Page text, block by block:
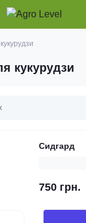
кукурудзи
Сидгард
750 грн.